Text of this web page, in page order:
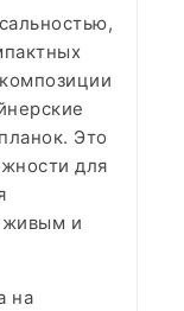
Это
для
живым и
на